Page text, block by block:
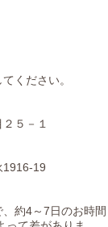
ください。
５－１
19
約4～7日のお時間